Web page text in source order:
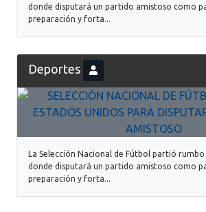
donde disputará un partido amistoso como
preparación y forta...
Deportes
La Selección Nacional de Fútbol partió rumbo
donde disputará un partido amistoso como
preparación y forta...